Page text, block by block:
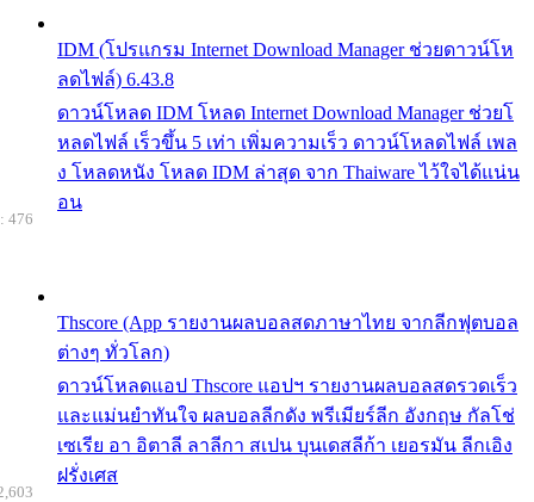
IDM (โปรแกรม Internet Download Manager ช่วยดาวน์โห
ลดไฟล์) 6.43.8
ดาวน์โหลด IDM โหลด Internet Download Manager ช่วยโ
หลดไฟล์ เร็วขึ้น 5 เท่า เพิ่มความเร็ว ดาวน์โหลดไฟล์ เพล
ง โหลดหนัง โหลด IDM ล่าสุด จาก Thaiware ไว้ใจได้แน่น
อน
Thscore (App รายงานผลบอลสดภาษาไทย จากลีกฟุตบอล
ต่างๆ ทั่วโลก)
ดาวน์โหลดแอป Thscore แอปฯ รายงานผลบอลสดรวดเร็ว
และแม่นยำทันใจ ผลบอลลีกดัง พรีเมียร์ลีก อังกฤษ กัลโช่
เซเรีย อา อิตาลี ลาลีกา สเปน บุนเดสลีก้า เยอรมัน ลีกเอิง
ฝรั่งเศส
476